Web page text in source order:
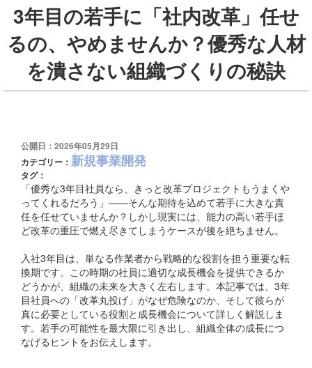
3年目の若手に「社内改革」任せ
るの、やめませんか？優秀な人材
を潰さない組織づくりの秘訣
公開日：2026年05月29日
カテゴリー： 新規事業開発
タグ：
「優秀な3年目社員なら、きっと改革プロジェクトもうまくや
ってくれるだろう」——そんな期待を込めて若手に大きな責
任を任せていませんか？しかし現実には、能力の高い若手ほ
ど改革の重圧で燃え尽きてしまうケースが後を絶ちません。
入社3年目は、単なる作業者から戦略的な役割を担う重要な転
換期です。この時期の社員に適切な成長機会を提供できるか
どうかが、組織の未来を大きく左右します。本記事では、3年
目社員への「改革丸投げ」がなぜ危険なのか、そして彼らが
真に必要としている役割と成長機会について詳しく解説しま
す。若手の可能性を最大限に引き出し、組織全体の成長につ
なげるヒントをお伝えします。